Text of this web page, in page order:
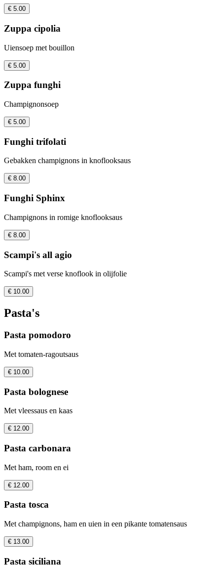
€ 5.00
Zuppa cipolia
Uiensoep met bouillon
€ 5.00
Zuppa funghi
Champignonsoep
€ 5.00
Funghi trifolati
Gebakken champignons in knoflooksaus
€ 8.00
Funghi Sphinx
Champignons in romige knoflooksaus
€ 8.00
Scampi's all agio
Scampi's met verse knoflook in olijfolie
€ 10.00
Pasta's
Pasta pomodoro
Met tomaten-ragoutsaus
€ 10.00
Pasta bolognese
Met vleessaus en kaas
€ 12.00
Pasta carbonara
Met ham, room en ei
€ 12.00
Pasta tosca
Met champignons, ham en uien in een pikante tomatensaus
€ 13.00
Pasta siciliana